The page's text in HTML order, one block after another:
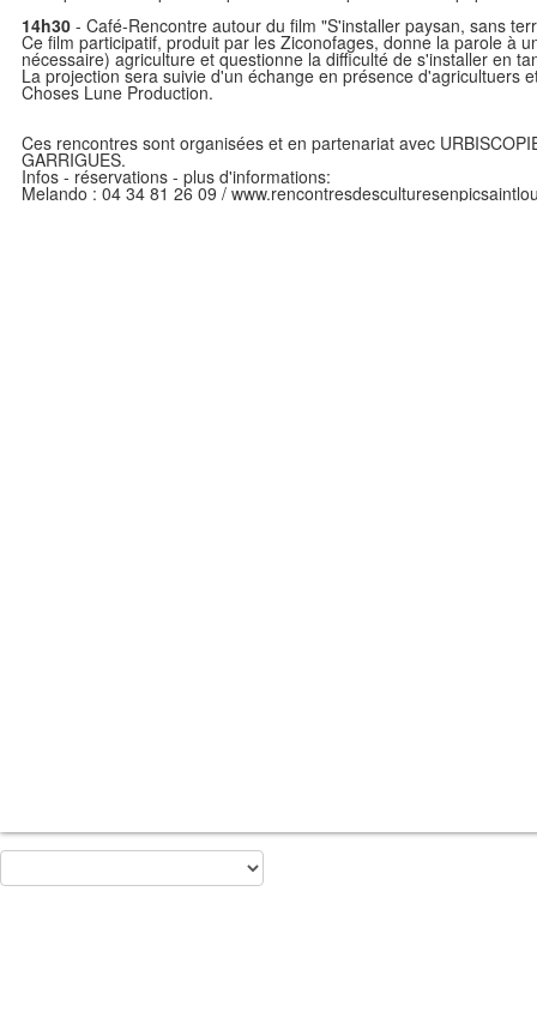
14h30 - Café-Rencontre autour du film "S'installer paysan, sans
Ce film participatif, produit par les Ziconofages, donne la parole à
nécessaire) agriculture et questionne la difficulté de s'installer en
La projection sera suivie d'un échange en présence d'agricultuers
Choses Lune Production.
Ces rencontres sont organisées et en partenariat avec
GARRIGUES.
Infos - réservations - plus d'informations:
Melando : 04 34 81 26 09 /